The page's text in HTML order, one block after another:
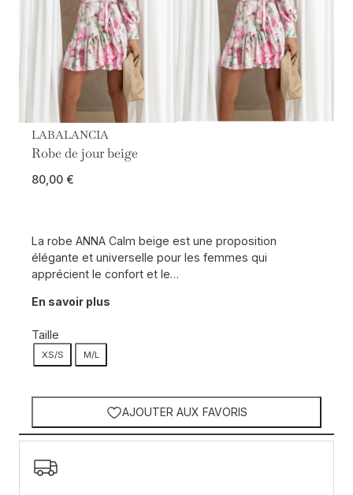
LABALANCIA
Robe de jour beige
80,00 €
La robe ANNA Calm beige est une proposition
élégante et universelle pour les femmes qui
apprécient le confort et le…
En savoir plus
Taille
XS/S M/L
AJOUTER AUX FAVORIS